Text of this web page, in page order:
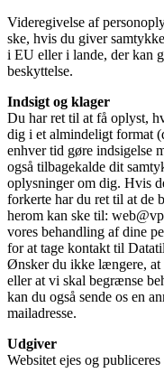
Videregivelse af
ske, hvis du giver
i EU eller i lande, der kan
beskyttelse.
Indsigt og klager
Du har ret til at få oplyst,
dig i et almindeligt format
enhver tid gøre indsigelse
også tilbagekalde dit
oplysninger om dig. Hvis
forkerte har du ret til at de
herom kan ske til:
vores behandling af dine
for at tage kontakt til
Ønsker du ikke længere, at
eller at vi skal begrænse
kan du også sende os en
mailadresse.
Udgiver
Websitet ejes og publiceres